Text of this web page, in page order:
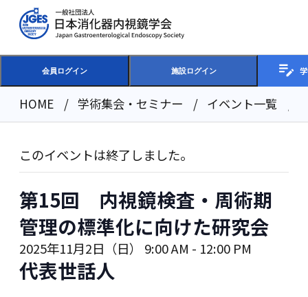
会員ログイン 施設ログイン
HOME 学術集会・セミナー イベント一覧
このイベントは終了しました。
第15回 内視鏡検査・周術期
管理の標準化に向けた研究会
2025年11月2日（日） 9:00 AM - 12:00 PM
代表世話人